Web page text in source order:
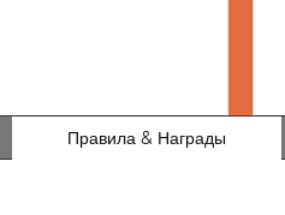
Правила & Награды